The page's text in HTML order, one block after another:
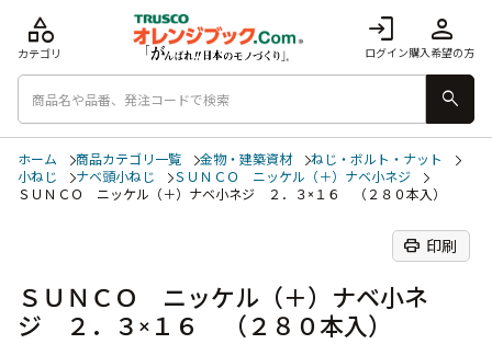
login
ログイン
person
購入希望の方
category
カテゴリ
search
ホーム 商品カテゴリ一覧 金物・建築資材
ねじ・ボルト・ナット
小ねじ
ナベ頭小ねじ
ＳＵＮＣＯ ニッケル（＋）ナベ小ネジ
ＳＵＮＣＯ ニッケル（＋）ナベ小ネジ ２．３×１６ （２８０本入）
print 印刷
ＳＵＮＣＯ ニッケル（＋）ナベ小ネ
ジ ２．３×１６ （２８０本入）